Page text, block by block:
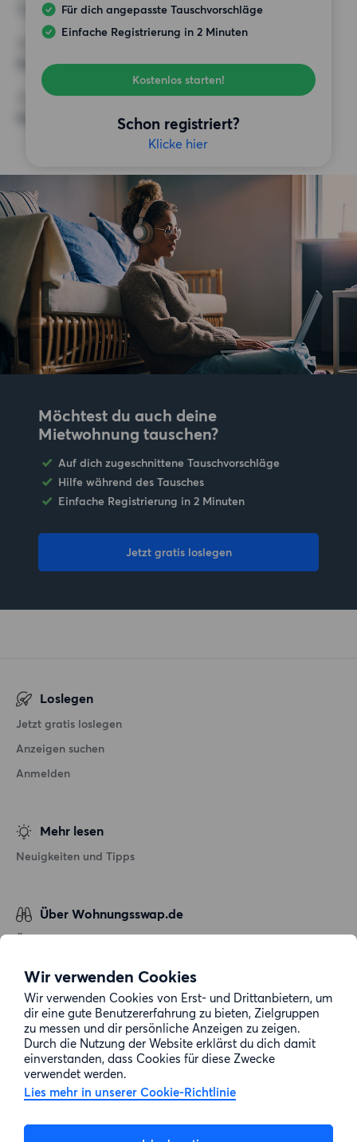
Wir verwenden Cookies
Wir verwenden Cookies von Erst- und Drittanbietern, um
dir eine gute Benutzererfahrung zu bieten, Zielgruppen
zu messen und dir persönliche Anzeigen zu zeigen.
Durch die Nutzung der Website erklärst du dich damit
einverstanden, dass Cookies für diese Zwecke
verwendet werden.
Lies mehr in unserer Cookie-Richtlinie
Für dich angepasste Tauschvorschläge
Einfache Registrierung in 2 Minuten
Kostenlos starten!
Schon registriert?
Klicke hier
1 250 EUR
Keine besonderen Anforderungen
SONSTIGE PRÄFERENZEN
Keine bestimmten Präferenzen
Möchtest du auch deine
Mietwohnung tauschen?
Auf dich zugeschnittene Tauschvorschläge
Hilfe während des Tausches
Einfache Registrierung in 2 Minuten
Jetzt gratis loslegen
Loslegen
Jetzt gratis loslegen
Anzeigen suchen
Anmelden
Mehr lesen
Neuigkeiten und Tipps
Über Wohnungsswap.de
Über uns
Datenschutz
Cookie-Richtlinie
Sitemap